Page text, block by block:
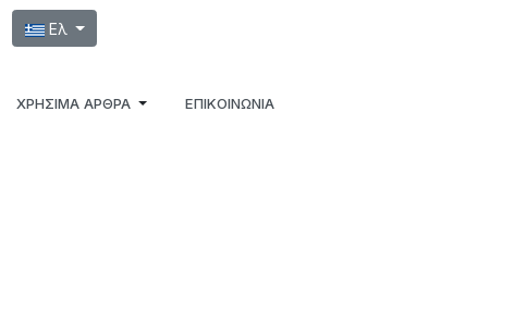
Επιλέξτε τη γλώσσα σας
Ελ
ΧΡΉΣΙΜΑ ΆΡΘΡΑ ΕΠΙΚΟΙΝΩΝΙΑ